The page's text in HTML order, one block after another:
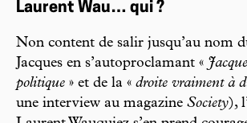
Laurent Wau… qui ?
Non content de salir jusqu’au nom
Jacques en s’autoproclamant «
politique » et de la « droite vraiment à
une interview au magazine Society),